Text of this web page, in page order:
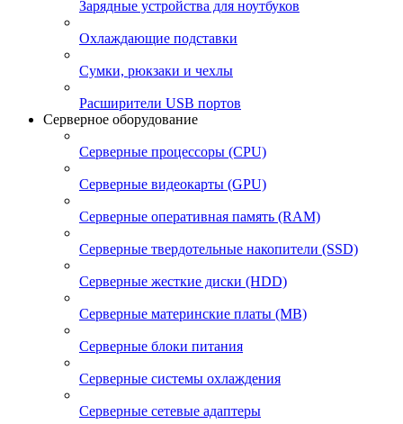
Зарядные устройства для ноутбуков
Охлаждающие подставки
Сумки, рюкзаки и чехлы
Расширители USB портов
Серверное оборудование
Серверные процессоры (CPU)
Серверные видеокарты (GPU)
Серверные оперативная память (RAM)
Серверные твердотельные накопители (SSD)
Серверные жесткие диски (HDD)
Серверные материнские платы (MB)
Серверные блоки питания
Серверные системы охлаждения
Серверные сетевые адаптеры